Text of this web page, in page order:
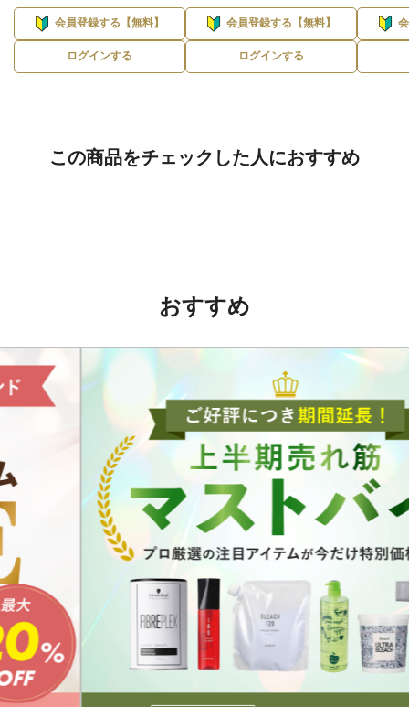
会員登録する【無料】
ログインする
会員登録する【無料】
ログインする
この商品をチェックした人におすすめ
おすすめ